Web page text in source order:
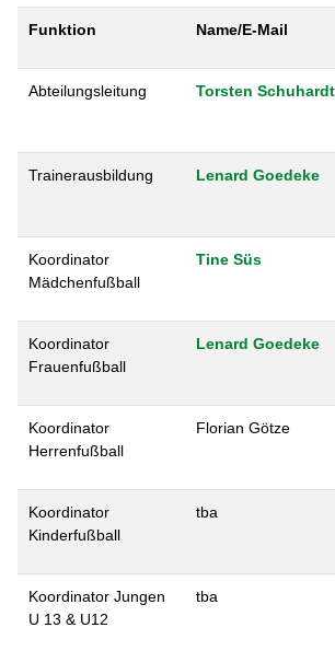
Funktion Name/E-Mail
Abteilungsleitung Torsten Schuhardt
Trainerausbildung Lenard Goedeke
Koordinator
Mädchenfußball
Tine Süs
Koordinator
Frauenfußball
Lenard Goedeke
Koordinator
Herrenfußball
Florian Götze
Koordinator
Kinderfußball
tba
Koordinator Jungen
U 13 & U12
tba